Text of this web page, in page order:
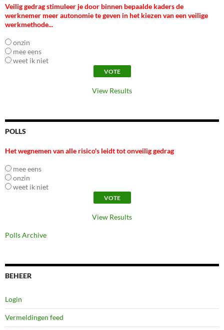
Veilig gedrag stimuleer je door binnen bepaalde kaders de
werknemer meer autonomie te geven in het kiezen van een veilige
werkmethode...
onzin
mee eens
weet ik niet
View Results
POLLS
Het wegnemen van alle risico's leidt tot onveilig gedrag
mee eens
onzin
weet ik niet
View Results
Polls Archive
BEHEER
Login
Vermeldingen feed